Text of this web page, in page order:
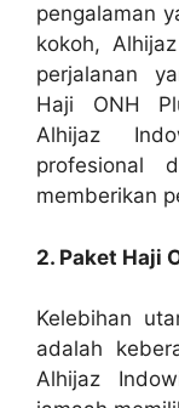
pengalaman
kokoh,
perjalanan
Haji ONH
Alhijaz
profesional
memberikan
2. Paket Haji
Kelebihan
adalah
Alhijaz